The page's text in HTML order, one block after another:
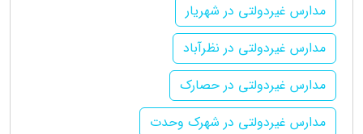
مدارس غیردولتی در شهریار
مدارس غیردولتی در نظرآباد
مدارس غیردولتی در حصارک
مدارس غیردولتی در شهرک وحدت